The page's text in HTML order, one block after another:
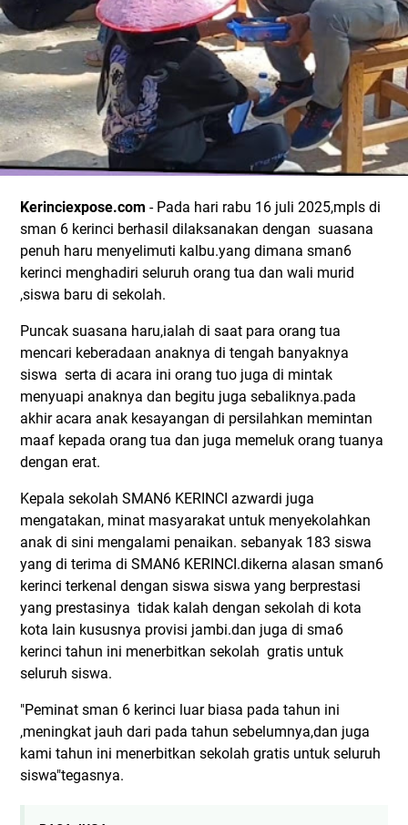
Kerinciexpose.com - Pada hari rabu 16 juli 2025,mpls di
sman 6 kerinci berhasil dilaksanakan dengan suasana
penuh haru menyelimuti kalbu.yang dimana sman6
kerinci menghadiri seluruh orang tua dan wali murid
,siswa baru di sekolah.
Puncak suasana haru,ialah di saat para orang tua
mencari keberadaan anaknya di tengah banyaknya
siswa serta di acara ini orang tuo juga di mintak
menyuapi anaknya dan begitu juga sebaliknya.pada
akhir acara anak kesayangan di persilahkan memintan
maaf kepada orang tua dan juga memeluk orang tuanya
dengan erat.
Kepala sekolah SMAN6 KERINCI azwardi juga
mengatakan, minat masyarakat untuk menyekolahkan
anak di sini mengalami penaikan. sebanyak 183 siswa
yang di terima di SMAN6 KERINCI.dikerna alasan sman6
kerinci terkenal dengan siswa siswa yang berprestasi
yang prestasinya tidak kalah dengan sekolah di kota
kota lain kususnya provisi jambi.dan juga di sma6
kerinci tahun ini menerbitkan sekolah gratis untuk
seluruh siswa.
"Peminat sman 6 kerinci luar biasa pada tahun ini
,meningkat jauh dari pada tahun sebelumnya,dan juga
kami tahun ini menerbitkan sekolah gratis untuk seluruh
siswa"tegasnya.